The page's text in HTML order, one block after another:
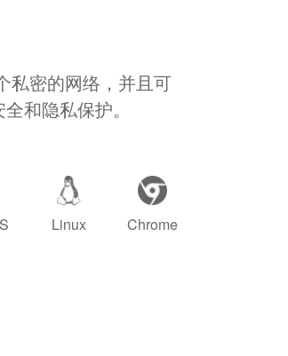
私密的网络，并且可
和隐私保护。
Linux Chrome